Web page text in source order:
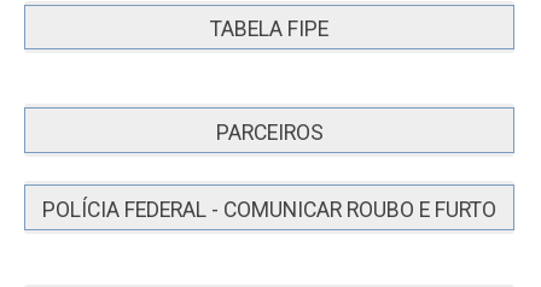
TABELA FIPE
PARCEIROS
POLÍCIA FEDERAL - COMUNICAR ROUBO E FURTO